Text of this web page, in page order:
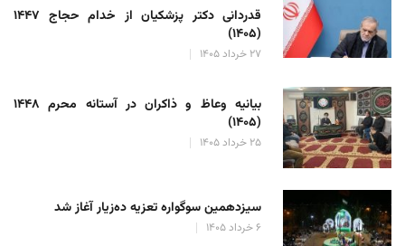
قدردانی دکتر پزشکیان از خدام حجاج ۱۴۴۷
(۱۴۰۵)
۲۷ خرداد ۱۴۰۵
بیانیه وعاظ و ذاکران در آستانه محرم ۱۴۴۸
(۱۴۰۵)
۲۵ خرداد ۱۴۰۵
سیزدهمین سوگواره تعزیه ده‌زیار آغاز شد
۶ خرداد ۱۴۰۵